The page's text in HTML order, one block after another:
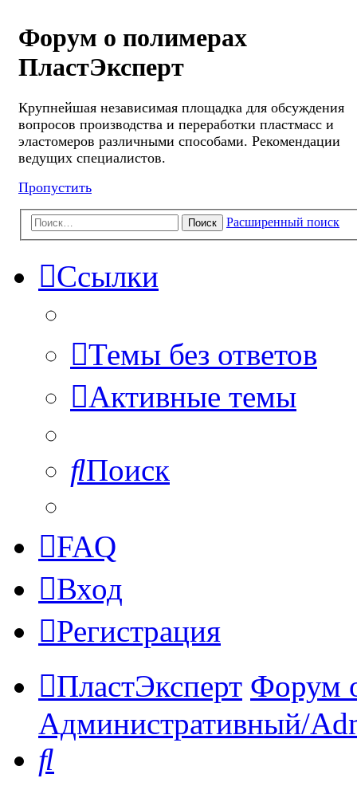
Форум о полимерах
ПластЭксперт
Крупнейшая независимая площадка для обсуждения
вопросов производства и переработки пластмасс и
эластомеров различными способами. Рекомендации
ведущих специалистов.
Пропустить
Поиск Расширенный поиск
Ссылки
Темы без ответов
Активные темы
Поиск
FAQ
Вход
Регистрация
ПластЭксперт Форум
Административный/